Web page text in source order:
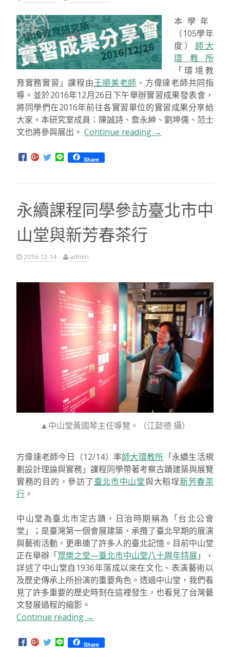
會
圓
滿
落
幕”
本學年
（105學年
度） 師大
環教所
「環境教
育實務實習」課程由王順美老師 、方偉達老師共同指
導。並於2016年12月26日下午舉辦實習成果發表會，
將同學們在2016年前往各實習單位的實習成果分享給
大家。本研究室成員：陳誠詩、詹永紳、劉坤儒、范士
文也將參與展出。 Continue reading “【活
所
105
習
成
果
分
享
會”
→
Share
永續課程同學參訪臺北市中
山堂與新芳春茶行
2016-12-14 admin
▲中山堂黃國琴主任導覽。（江懿德 攝）
方偉達老師今日（12/14）率師大環教所 「永續生活規
劃設計理論與實務」課程同學帶著考察古蹟建築與展覽
實務的目的，參訪了臺北市中山堂與大稻埕新芳春茶
行 。
中山堂為臺北市定古蹟，日治時期稱為「台北公會
堂」；是臺灣第一個會展建築，承攬了臺北早期的展演
與藝術活動，更串連了許多人的臺北記憶。目前中山堂
正在舉辦「眾樂之堂—臺北市中山堂八十周年特展」，
詳述了中山堂自1936年落成以來在文化、表演藝術以
及歷史傳承上所扮演的重要角色。透過中山堂，我們看
見了許多重要的歷史時刻在這裡發生，也看見了台灣藝
文發展過程的縮影。
Continue reading “永
課
→
Share